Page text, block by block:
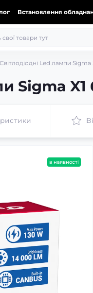
Встановлення
Світлодіодні Led лампи
Sigma
в наявності